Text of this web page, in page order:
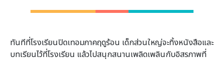
ทันทีที่โรงเรียนปิดเทอมภาคฤดูร้อน เด็กส่วนใหญ่จะทิ้งหนังสือและ
บทเรียนไว้ที่โรงเรียน แล้วไปสนุกสนานเพลิดเพลินกับอิสรภาพที่